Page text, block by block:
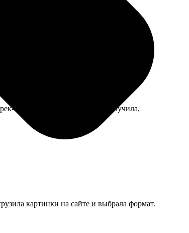
вышло, но с расстояния смотрится
номер прислали. Бабушка получила,
картинки на сайте и выбрала формат.